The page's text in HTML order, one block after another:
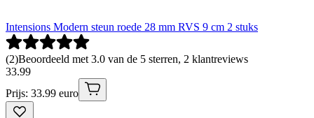
Intensions Modern steun roede 28 mm RVS 9 cm 2 stuks
(2)Beoordeeld met 3.0 van de 5 sterren, 2 klantreviews
33.99
Prijs: 33.99 euro